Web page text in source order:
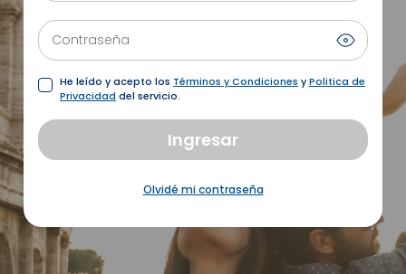
Contraseña
He leído y acepto los Términos y Condiciones yPolitica de
Privacidad del servicio.
Ingresar
Olvidé mi contraseña